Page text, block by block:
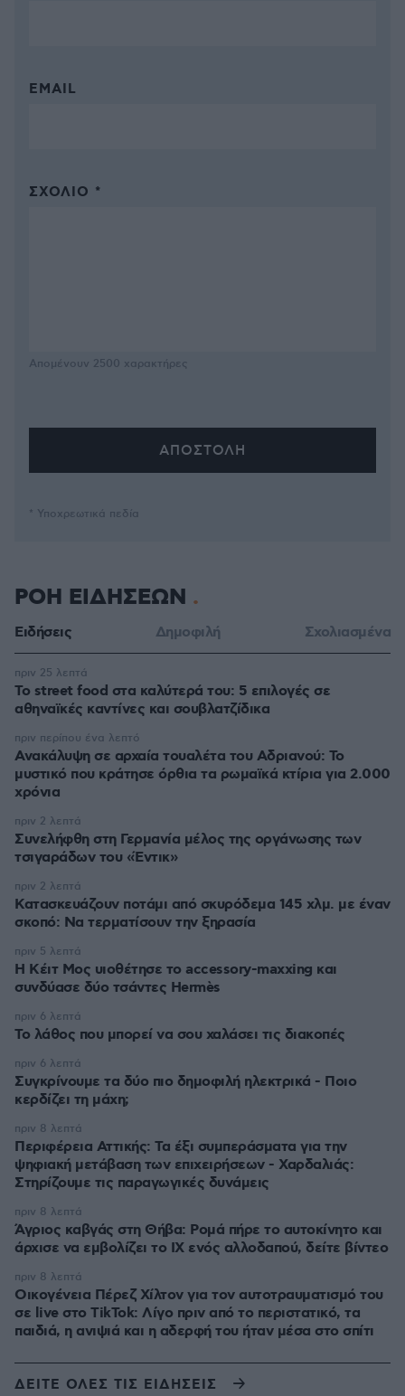
EMAIL
ΣΧΌΛΙΟ *
Απομένουν 2500 χαρακτήρες
* Υποχρεωτικά πεδία
ΡΟΗ ΕΙΔΗΣΕΩΝ
Ειδήσεις Δημοφιλή Σχολιασμένα
Το street food στα καλύτερά του: 5 επιλογές σε
αθηναϊκές καντίνες και σουβλατζίδικα
πριν 25 λεπτά
Ανακάλυψη σε αρχαία τουαλέτα του Αδριανού: Το
μυστικό που κράτησε όρθια τα ρωμαϊκά κτίρια για 2.000
χρόνια
πριν περίπου ένα λεπτό
Συνελήφθη στη Γερμανία μέλος της οργάνωσης των
τσιγαράδων του «Έντικ»
πριν 2 λεπτά
Κατασκευάζουν ποτάμι από σκυρόδεμα 145 χλμ. με έναν
σκοπό: Να τερματίσουν την ξηρασία
πριν 2 λεπτά
Η Κέιτ Μος υιοθέτησε τo accessory-maxxing και
συνδύασε δύο τσάντες Hermès
πριν 5 λεπτά
Το λάθος που μπορεί να σου χαλάσει τις διακοπές
πριν 6 λεπτά
Συγκρίνουμε τα δύο πιο δημοφιλή ηλεκτρικά - Ποιο
κερδίζει τη μάχη;
πριν 6 λεπτά
Περιφέρεια Αττικής: Τα έξι συμπεράσματα για την
ψηφιακή μετάβαση των επιχειρήσεων - Χαρδαλιάς:
Στηρίζουμε τις παραγωγικές δυνάμεις
πριν 8 λεπτά
Άγριος καβγάς στη Θήβα: Ρομά πήρε το αυτοκίνητο και
άρχισε να εμβολίζει το ΙΧ ενός αλλοδαπού, δείτε βίντεο
πριν 8 λεπτά
Οικογένεια Πέρεζ Χίλτον για τον αυτοτραυματισμό του
σε live στο TikTok: Λίγο πριν από το περιστατικό, τα
παιδιά, η ανιψιά και η αδερφή του ήταν μέσα στο σπίτι
πριν 8 λεπτά
ΔΕΙΤΕ ΟΛΕΣ ΤΙΣ ΕΙΔΗΣΕΙΣ